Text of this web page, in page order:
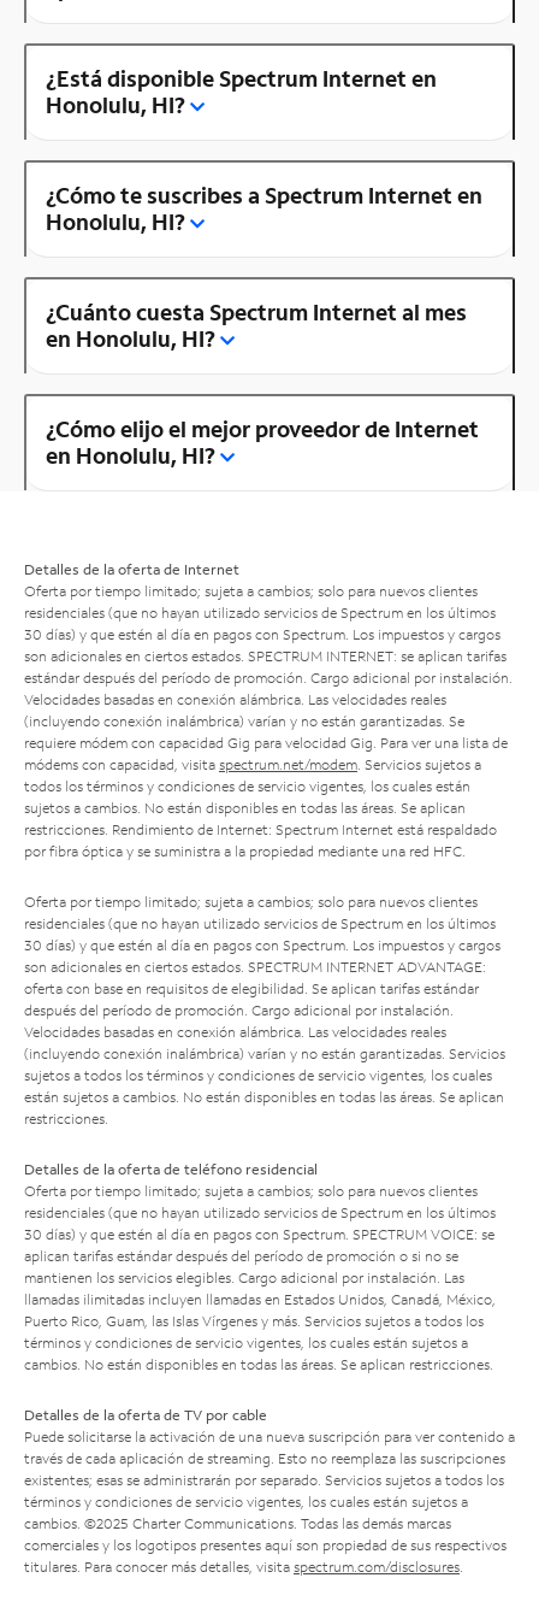
¿Está disponible Spectrum Internet en
Honolulu, HI?
¿Cómo te suscribes a Spectrum Internet en
Honolulu, HI?
¿Cuánto cuesta Spectrum Internet al mes
en Honolulu, HI?
¿Cómo elijo el mejor proveedor de Internet
en Honolulu, HI?
Detalles de la oferta de Internet
Oferta por tiempo limitado; sujeta a cambios; solo para nuevos clientes
residenciales (que no hayan utilizado servicios de Spectrum en los últimos
30 días) y que estén al día en pagos con Spectrum. Los impuestos y cargos
son adicionales en ciertos estados. SPECTRUM INTERNET: se aplican tarifas
estándar después del período de promoción. Cargo adicional por instalación.
Velocidades basadas en conexión alámbrica. Las velocidades reales
(incluyendo conexión inalámbrica) varían y no están garantizadas. Se
requiere módem con capacidad Gig para velocidad Gig. Para ver una lista de
módems con capacidad, visita spectrum.net/modem . Servicios sujetos a
todos los términos y condiciones de servicio vigentes, los cuales están
sujetos a cambios. No están disponibles en todas las áreas. Se aplican
restricciones. Rendimiento de Internet: Spectrum Internet está respaldado
por fibra óptica y se suministra a la propiedad mediante una red HFC.
Oferta por tiempo limitado; sujeta a cambios; solo para nuevos clientes
residenciales (que no hayan utilizado servicios de Spectrum en los últimos
30 días) y que estén al día en pagos con Spectrum. Los impuestos y cargos
son adicionales en ciertos estados. SPECTRUM INTERNET ADVANTAGE:
oferta con base en requisitos de elegibilidad. Se aplican tarifas estándar
después del período de promoción. Cargo adicional por instalación.
Velocidades basadas en conexión alámbrica. Las velocidades reales
(incluyendo conexión inalámbrica) varían y no están garantizadas. Servicios
sujetos a todos los términos y condiciones de servicio vigentes, los cuales
están sujetos a cambios. No están disponibles en todas las áreas. Se aplican
restricciones.
Detalles de la oferta de teléfono residencial
Oferta por tiempo limitado; sujeta a cambios; solo para nuevos clientes
residenciales (que no hayan utilizado servicios de Spectrum en los últimos
30 días) y que estén al día en pagos con Spectrum. SPECTRUM VOICE: se
aplican tarifas estándar después del período de promoción o si no se
mantienen los servicios elegibles. Cargo adicional por instalación. Las
llamadas ilimitadas incluyen llamadas en Estados Unidos, Canadá, México,
Puerto Rico, Guam, las Islas Vírgenes y más. Servicios sujetos a todos los
términos y condiciones de servicio vigentes, los cuales están sujetos a
cambios. No están disponibles en todas las áreas. Se aplican restricciones.
Detalles de la oferta de TV por cable
Puede solicitarse la activación de una nueva suscripción para ver contenido a
través de cada aplicación de streaming. Esto no reemplaza las suscripciones
existentes; esas se administrarán por separado. Servicios sujetos a todos los
términos y condiciones de servicio vigentes, los cuales están sujetos a
cambios. ©2025 Charter Communications. Todas las demás marcas
comerciales y los logotipos presentes aquí son propiedad de sus respectivos
titulares. Para conocer más detalles, visita spectrum.com/disclosures